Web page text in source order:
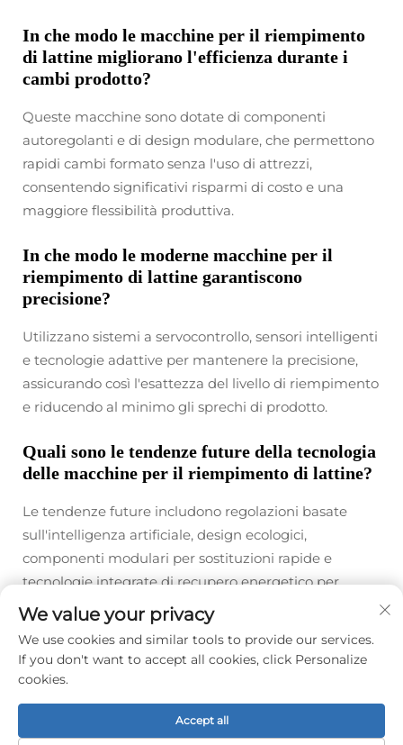
In che modo le macchine per il riempimento
di lattine migliorano l'efficienza durante i
cambi prodotto?
Queste macchine sono dotate di componenti
autoregolanti e di design modulare, che permettono
rapidi cambi formato senza l'uso di attrezzi,
consentendo significativi risparmi di costo e una
maggiore flessibilità produttiva.
In che modo le moderne macchine per il
riempimento di lattine garantiscono
precisione?
Utilizzano sistemi a servocontrollo, sensori intelligenti
e tecnologie adattive per mantenere la precisione,
assicurando così l'esattezza del livello di riempimento
e riducendo al minimo gli sprechi di prodotto.
Quali sono le tendenze future della tecnologia
delle macchine per il riempimento di lattine?
Le tendenze future includono regolazioni basate
sull'intelligenza artificiale, design ecologici,
componenti modulari per sostituzioni rapide e
tecnologie integrate di recupero energetico per
migliorare sostenibilità ed efficienza.
Prec : Come le macchine per il riempimento della birra mantengono i livelli di carbonazione nella birra in bottiglia
Impianto di imbottigliamento dell'acqua: una soluzione completa per i proprietari di marchi di acqua in bottiglia
We value your privacy
We use cookies and similar tools to provide our services.
If you don't want to accept all cookies, click Personalize
cookies.
Accept all